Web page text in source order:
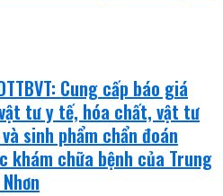
Cung cấp báo giá
tư y tế, hóa chất, vật tư
sinh phẩm chẩn đoán
chữa bệnh của Trung